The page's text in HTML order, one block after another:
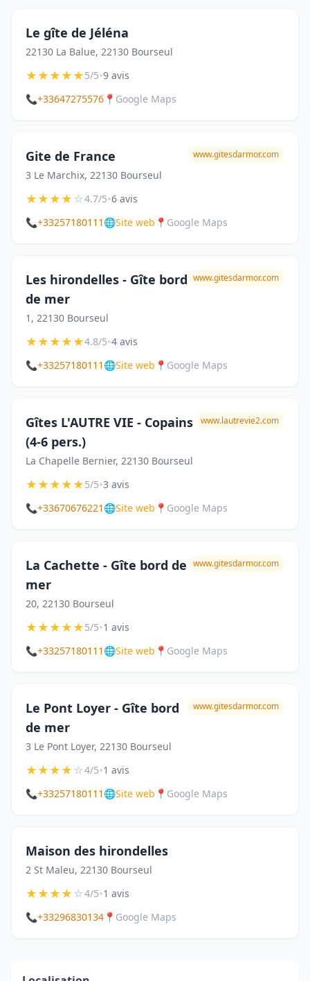
Le gîte de Jéléna
22130 La Balue, 22130 Bourseul
★★★★★5/5•9 avis
📞+33647275576 📍 Google Maps
Gite de France
3 Le Marchix, 22130 Bourseul
www.gitesdarmor.com
★★★★☆4.7/5•6 avis
📞+33257180111 🌐Site web 📍 Google Maps
Les hirondelles - Gîte bord
de mer
1, 22130 Bourseul
www.gitesdarmor.com
★★★★★4.8/5•4 avis
📞+33257180111 🌐Site web 📍 Google Maps
Gîtes L'AUTRE VIE - Copains
(4-6 pers.)
La Chapelle Bernier, 22130 Bourseul
www.lautrevie2.com
★★★★★5/5•3 avis
📞+33670676221 🌐Site web 📍 Google Maps
La Cachette - Gîte bord de
mer
20, 22130 Bourseul
www.gitesdarmor.com
★★★★★5/5•1 avis
📞+33257180111 🌐Site web 📍 Google Maps
Le Pont Loyer - Gîte bord
de mer
3 Le Pont Loyer, 22130 Bourseul
www.gitesdarmor.com
★★★★☆4/5•1 avis
📞+33257180111 🌐Site web 📍 Google Maps
Maison des hirondelles
2 St Maleu, 22130 Bourseul
★★★★☆4/5•1 avis
📞+33296830134 📍 Google Maps